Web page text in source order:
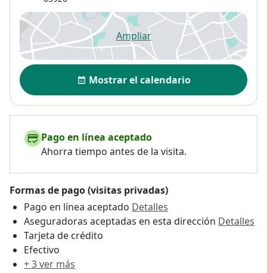
Ampliarse abre en una nueva
Disponibilidad
Mostrar el calendario
Pago en línea aceptado
Ahorra tiempo antes de la visita.
Formas de pago (visitas privadas)
Pago en línea aceptado Detalles
Aseguradoras aceptadas en esta dirección Detalles
Tarjeta de crédito
Efectivo
+ 3 ver más